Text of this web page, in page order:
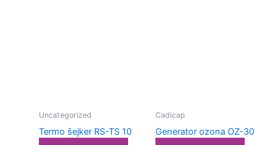
Uncategorized
Termo šejker RS-TS 10
Cadicap
Generator ozona OZ-30